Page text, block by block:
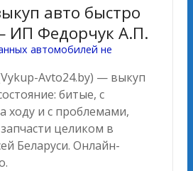
авто быстро
ИП Федорчук А.П.
автомобилей не
Avto24.by) — выкуп
битые, с
ходу и с проблемами,
целиком в
Беларуси. Онлайн-